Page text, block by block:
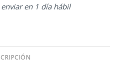
en 1 día hábil